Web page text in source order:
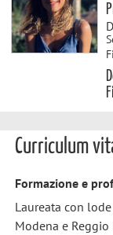
Curriculum
Formazione e
Laureata con
Modena e